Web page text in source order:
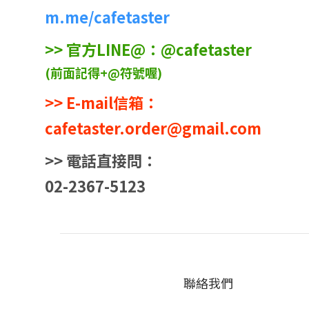
m.me/cafetaster
>> 官方LINE@：@cafetaster
(前面記得+@符號喔)
>> E-mail信箱：
cafetaster.order@gmail.com
>> 電話直接問：
02-2367-5123
聯絡我們